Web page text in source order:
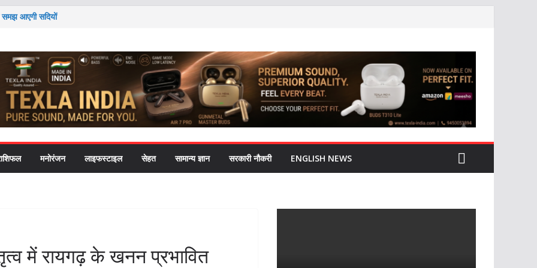
आएगी सदियों
ने राष्ट्रपति-
को लेकर
की चिंता ने पोते को
मनोरंजन लाइफस्टाइल सेहत सामान्य ज्ञान सरकारी नौकरी ENGLISH NEWS
में रायगढ़ के खनन प्रभावित